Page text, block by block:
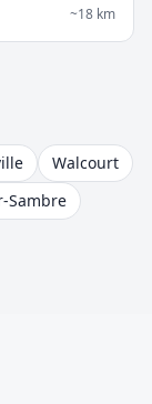
~18 km
Walcourt
Sambre